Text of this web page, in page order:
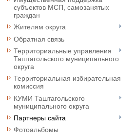
субъектов МСП, самозанятых
граждан
Жителям округа
Обратная связь
Территориальные управления
Таштагольского муниципального
округа
Территориальная избирательная
комиссия
КУМИ Таштагольского
муниципального округа
Партнеры сайта
Фотоальбомы